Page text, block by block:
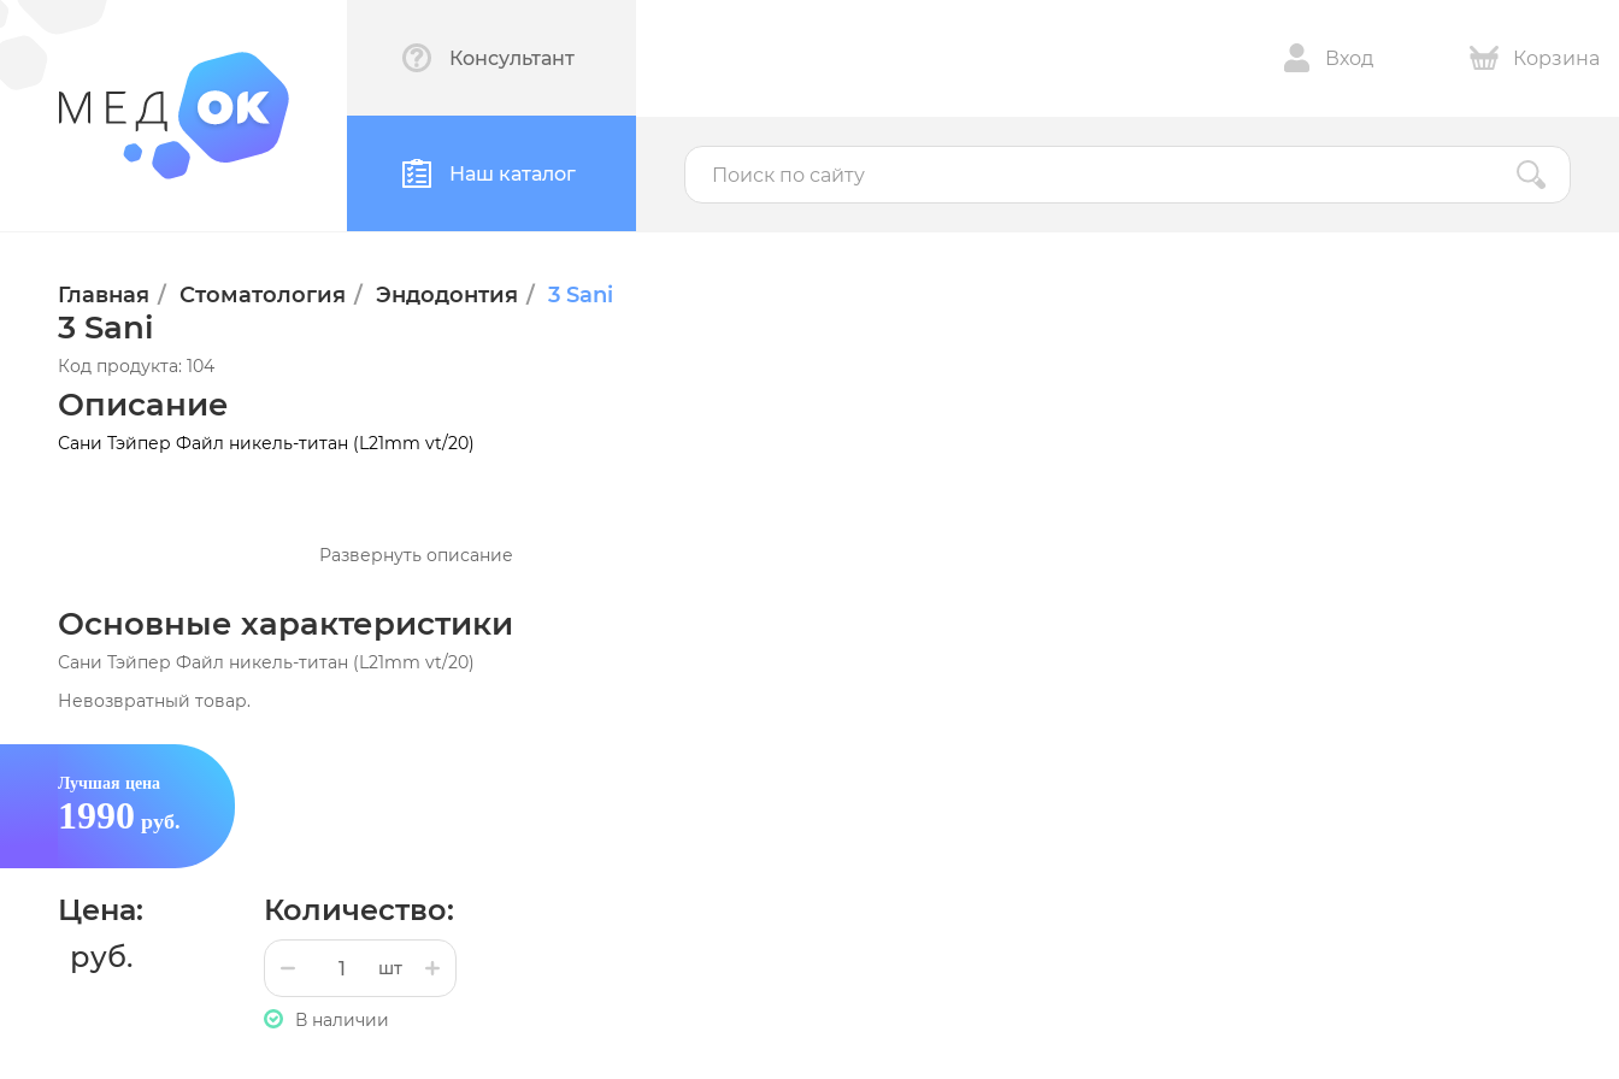
Консультант
Наш каталог
Вход Корзина
Главная Стоматология Эндодонтия 3 Sani
3 Sani
Код продукта: 104
Описание
Сани Тэйпер Файл никель-титан (L21mm vt/20)
Развернуть описание
Основные характеристики
Сани Тэйпер Файл никель-титан (L21mm vt/20)
Невозвратный товар.
Лучшая цена
1990 руб.
Цена:
руб.
Количество:
шт
В наличии